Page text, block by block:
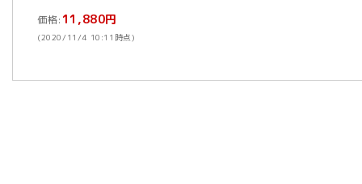
価格: 11,880円
(2020/11/4 10:11時点)